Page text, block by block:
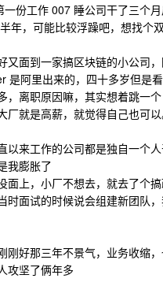
一份工作 007 睡公司干了三个
年，可能比较浮躁吧，想找个
又面到一家搞区块链的小公司，
是阿里出来的，四十多岁但是
，离职原因嘛，其实想着跳一
厂就是高薪，就觉得自己也可以
以来工作的公司都是独自一个
我膨胀了
面上，小厂不想去，就去了个
时面试的时候说会组建新团队
刚好那三年不景气，业务收缩
攻坚了俩年多